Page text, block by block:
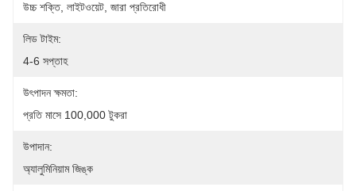
উচ্চ শক্তি, লাইটওয়েট, জারা প্রতিরোধী
লিড টাইম:
4-6 সপ্তাহ
উৎপাদন ক্ষমতা:
প্রতি মাসে 100,000 টুকরা
উপাদান:
অ্যালুমিনিয়াম জিঙ্ক